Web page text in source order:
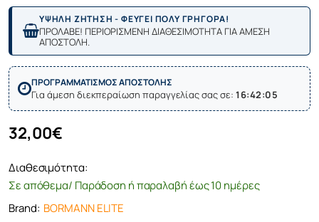
ΥΨΗΛΗ ΖΗΤΗΣΗ - ΦΕΥΓΕΙ ΠΟΛΥ ΓΡΗΓΟΡΑ!
ΠΡΟΛΑΒΕ! ΠΕΡΙΟΡΙΣΜΕΝΗ ΔΙΑΘΕΣΙΜΟΤΗΤΑ ΓΙΑ ΑΜΕΣΗ
ΑΠΟΣΤΟΛΗ.
ΠΡΟΓΡΑΜΜΑΤΙΣΜΟΣ ΑΠΟΣΤΟΛΗΣ
Για άμεση διεκπεραίωση παραγγελίας σας σε: 16:42:05
Διαθεσιμότητα:
Σε απόθεμα/ Παράδοση ή παραλαβή έως 10 ημέρες
Brand: BORMANN ELITE
32,00€